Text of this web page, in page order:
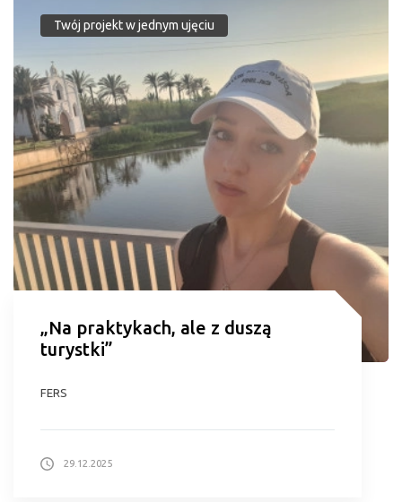
Twój projekt w jednym ujęciu
„Na praktykach, ale z duszą
turystki”
FERS
29.12.2025